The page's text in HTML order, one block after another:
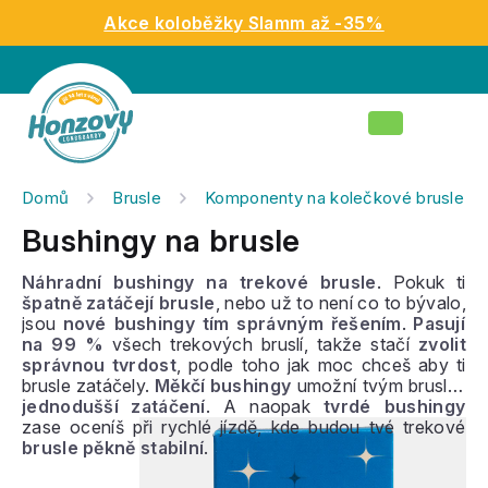
obsah
Akce koloběžky Slamm až -35%
Nákupní
Domů Brusle Komponenty na kolečkové brusle
Bushingy na brusle
Náhradní bushingy na trekové brusle. Pokuk ti
špatně zatáčejí brusle, nebo už to není co to bývalo,
jsou nové bushingy tím správným řešením. Pasují
na 99 % všech trekových bruslí, takže stačízvolit
správnou tvrdost, podle toho jak moc chceš aby ti
brusle zatáčely. Měkčí bushingy umožní tvým bruslím
jednodušší zatáčení. A naopak tvrdé bushingy
zase oceníš při rychlé jízdě, kde budou tvé trekové
brusle pěkně stabilní.